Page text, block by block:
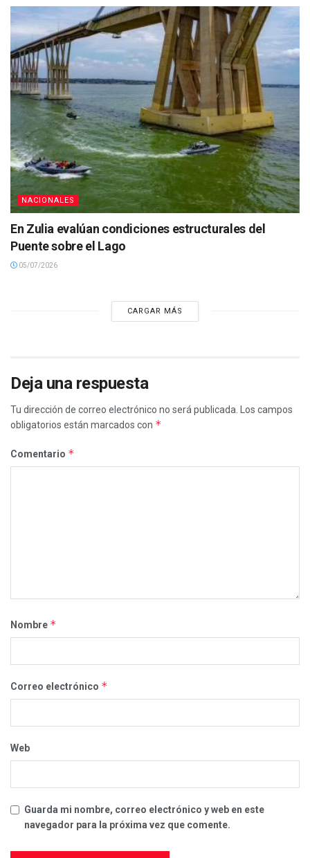
NACIONALES
En Zulia evalúan condiciones estructurales del
Puente sobre el Lago
05/07/2026
CARGAR MÁS
Deja una respuesta
Tu dirección de correo electrónico no será publicada.
Los campos
obligatorios están marcados con *
Comentario *
Nombre *
Correo electrónico *
Web
Guarda mi nombre, correo electrónico y web en este
navegador para la próxima vez que comente.